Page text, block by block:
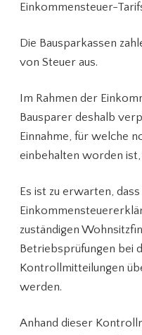
Einkommensteuer-
Die Bausparkassen
von Steuer aus.
Im Rahmen der
Bausparer deshalb
Einnahme, für welche
einbehalten worden ist,
Es ist zu erwarten,
zuständigen
Betriebsprüfungen bei
Kontrollmitteilungen
werden.
Anhand dieser